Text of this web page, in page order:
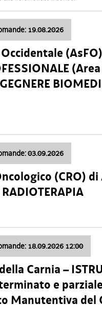
19.08.2026
03.09.2026
(CRO) di
18.09.2026 12:00
Carnia –
e
Manutentiva del